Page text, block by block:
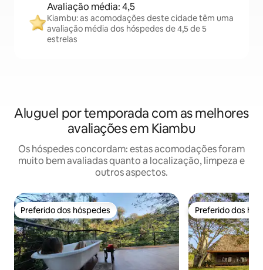
Avaliação média: 4,5
Kiambu: as acomodações deste cidade têm uma
avaliação média dos hóspedes de 4,5 de 5
estrelas
Aluguel por temporada com as melhores
avaliações em Kiambu
Os hóspedes concordam: estas acomodações foram
muito bem avaliadas quanto a localização, limpeza e
outros aspectos.
Preferido dos hóspedes
Preferido dos hóspedes Preferido dos
Preferido dos